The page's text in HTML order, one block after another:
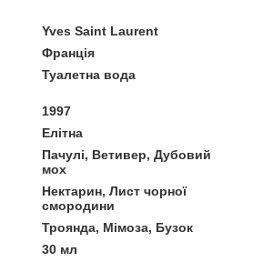
Yves Saint Laurent
Франція
Туалетна вода
1997
Елітна
Пачулі, Ветивер, Дубовий
мох
Нектарин, Лист чорної
смородини
Троянда, Мімоза, Бузок
30 мл